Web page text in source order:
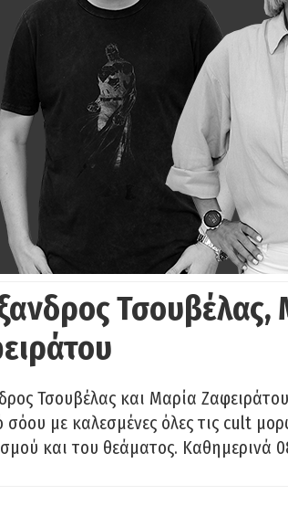
Τσουβέλας,
Τσουβέλας και Μαρία
σόου με καλεσμένες όλες τις cult
και του θεάματος. Καθημερινά